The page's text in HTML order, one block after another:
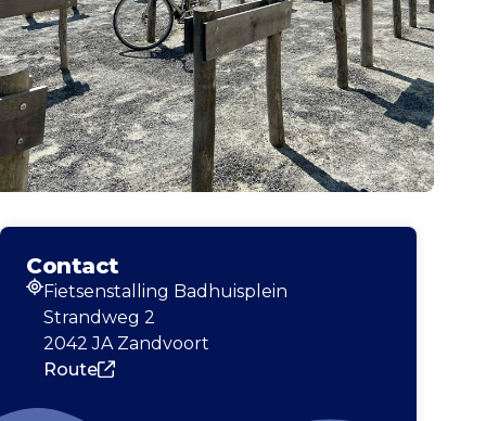
Contact
Adres
Fietsenstalling Badhuisplein
Strandweg 2
2042 JA Zandvoort
Route